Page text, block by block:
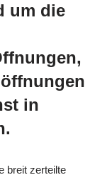
um die
in
breit zerteilte